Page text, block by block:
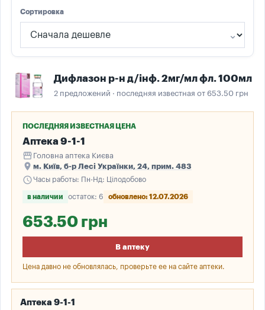
Сортировка
Дифлазон р-н д/інф. 2мг/мл фл. 100мл
2 предложений · последняя известная от 653.50 грн
ПОСЛЕДНЯЯ ИЗВЕСТНАЯ ЦЕНА
Аптека 9-1-1
storefront Головна аптека Києва
place м. Київ, б-р Лесі Українки, 24, прим. 483
scheduleЧасы работы: Пн-Нд: Цілодобово
в наличии остаток: 6 обновлено: 12.07.2026
653.50 грн
В аптеку
Цена давно не обновлялась, проверьте ее на сайте аптеки.
Аптека 9-1-1